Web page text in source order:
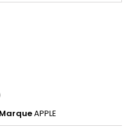
MarqueAPPLE